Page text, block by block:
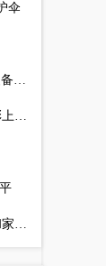
伞
2024（第三届）农村能源发展大会暨清洁能源装备展览会倒计时7天
青春就要炫！ 菲尼卡西零延迟双模耳机Q5S炫彩上市！
7.8全国保险公众宣传日 | 赣州惠民保——为您和家人的健康保驾护航